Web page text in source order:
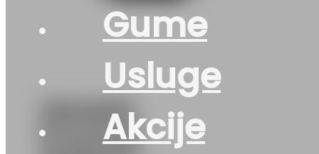
Gume
Usluge
Akcije
225/40R19
M+S PILOT-